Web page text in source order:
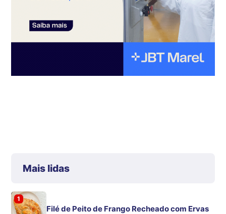
Mais lidas
1
Filé de Peito de Frango Recheado com Ervas